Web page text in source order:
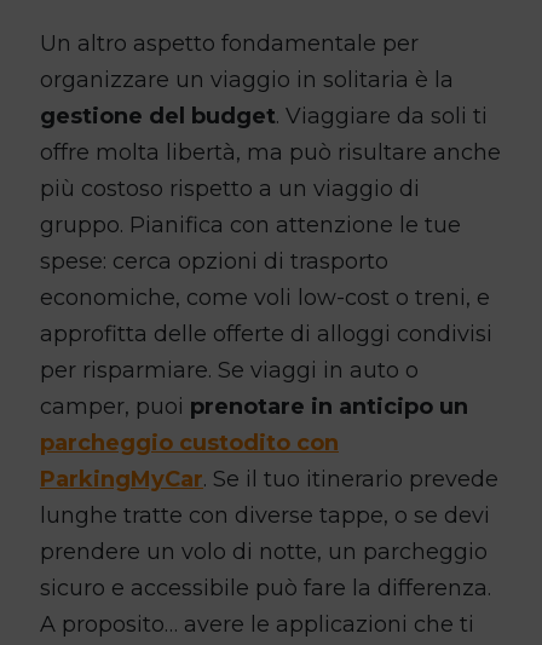
Un altro aspetto fondamentale per
organizzare un viaggio in solitaria è la
gestione del budget. Viaggiare da soli ti
offre molta libertà, ma può risultare anche
più costoso rispetto a un viaggio di
gruppo. Pianifica con attenzione le tue
spese: cerca opzioni di trasporto
economiche, come voli low-cost o treni, e
approfitta delle offerte di alloggi condivisi
per risparmiare. Se viaggi in auto o
camper, puoi prenotare in anticipo un
parcheggio custodito con
ParkingMyCar. Se il tuo itinerario prevede
lunghe tratte con diverse tappe, o se devi
prendere un volo di notte, un parcheggio
sicuro e accessibile può fare la differenza.
A proposito… avere le applicazioni che ti